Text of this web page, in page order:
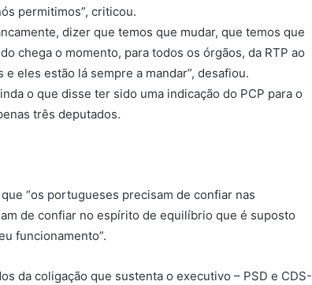
permitimos”, criticou.
dizer que temos que mudar, que temos que
chega o momento, para todos os órgãos, da RTP ao
eles estão lá sempre a mandar”, desafiou.
o que disse ter sido uma indicação do PCP para o
três deputados.
“os portugueses precisam de confiar nas
de confiar no espírito de equilíbrio que é suposto
funcionamento”.
da coligação que sustenta o executivo – PSD e CDS-